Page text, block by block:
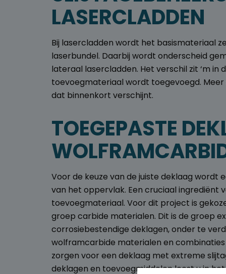
LASERCLADDEN
Bij lasercladden wordt het basismateriaal
laserbundel. Daarbij wordt onderscheid
lateraal lasercladden. Het verschil zit ‘m in
toevoegmateriaal wordt toegevoegd.
dat binnenkort verschijnt.
TOEGEPASTE
Voor de keuze van de juiste deklaag
van het oppervlak. Een cruciaal ingrediënt
toevoegmateriaal. Voor dit project is
groep carbide materialen. Dit is de groep
corrosiebestendige deklagen, onder te
wolframcarbide materialen en combinaties
zorgen voor een deklaag met extreme
deklagen en toevoegmiddelen leest u in